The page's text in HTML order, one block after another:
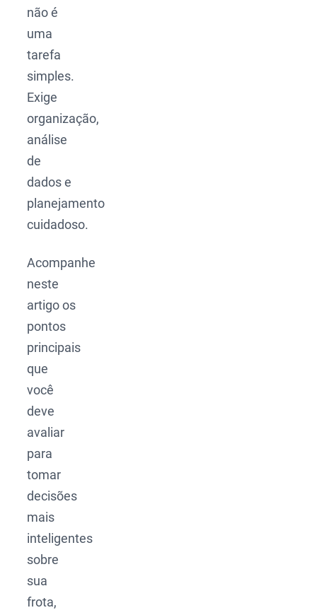
não é
uma
tarefa
simples.
Exige
organização,
análise
de
dados e
planejamento
cuidadoso.
Acompanhe
neste
artigo os
pontos
principais
que
você
deve
avaliar
para
tomar
decisões
mais
inteligentes
sobre
sua
frota,